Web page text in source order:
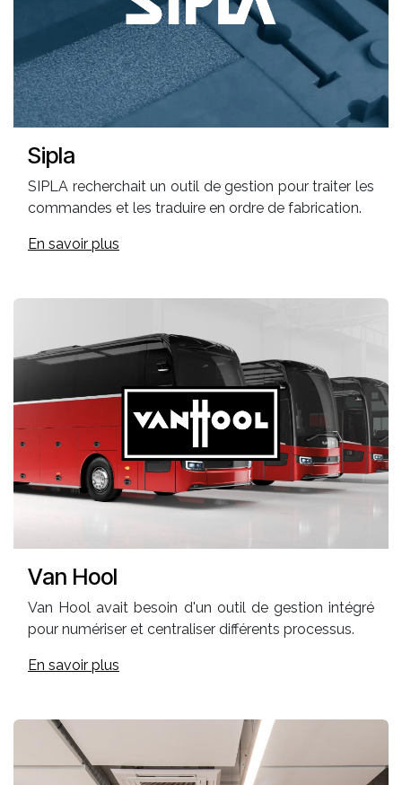
Sipla
SIPLA recherchait un outil de gestion pour traiter les
commandes et les traduire en ordre de fabrication.
En savoir plus
Van Hool
Van Hool avait besoin d'un outil de gestion intégré
pour numériser et centraliser différents processus.
En savoir plus